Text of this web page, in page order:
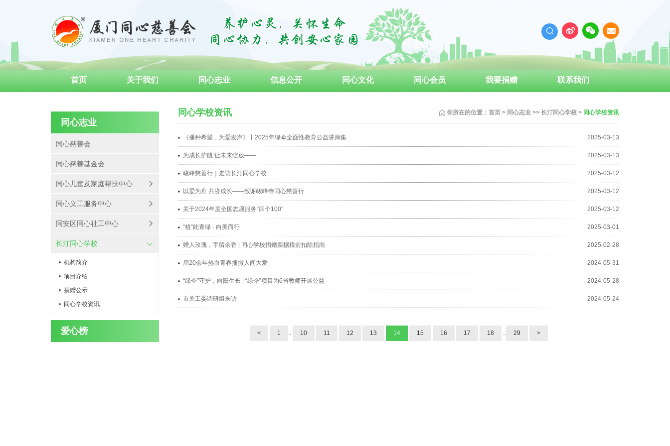
首页 关于我们 同心志业 信息公开 同心文化 同心会员 我要捐赠 联系我们
同心学校资讯 你所在的位置： 首页 > 同心志业 >> 长汀同心学校 > 同心学校资讯
《播种希望，为爱发声》丨2025年绿伞全面性教育公益讲师集 2025-03-13
为成长护航 让未来绽放—— 2025-03-13
峻峰慈善行｜走访长汀同心学校 2025-03-12
以爱为舟 共济成长——致谢峻峰寺同心慈善行 2025-03-12
关于2024年度全国志愿服务“四个100” 2025-03-12
“植”此青绿 · 向美而行 2025-03-01
赠人玫瑰，手留余香 | 同心学校捐赠票据税前扣除指南 2025-02-28
用20余年热血青春播撒人间大爱 2024-05-31
“绿伞”守护，向阳生长 | “绿伞”项目为6省教师开展公益 2024-05-28
市关工委调研组来访 2024-05-24
< 1 .. 10 11 12 13 14 15 16 17 18 .. 29 >
同心志业
同心慈善会
同心慈善基金会
同心儿童及家庭帮扶中心
同心义工服务中心
同安区同心社工中心
长汀同心学校
机构简介
项目介绍
捐赠公示
同心学校资讯
爱心榜